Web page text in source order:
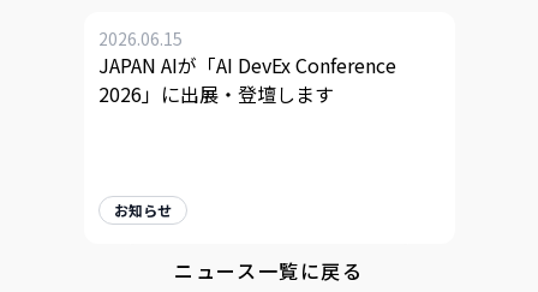
2026.06.15
JAPAN AIが「AI DevEx Conference
2026」に出展・登壇します
お知らせ
ニュース一覧に戻る